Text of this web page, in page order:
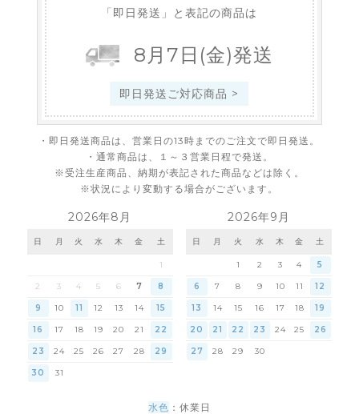
「即日発送」と表記の商品は
8 月 7 日 (金)発送
即日発送ご対応商品 >
・即日発送商品は、営業日の13時までのご注文で即日発送。
・通常商品は、１～３営業日程で発送。
※受注生産商品、納期が表記された商品などは除く。
※状況により変動する場合がございます。
2026年8月
日 月 火 水 木 金 土
1
2 3 4 5 6 7 8
9 10 11 12 13 14 15
16 17 18 19 20 21 22
23 24 25 26 27 28 29
30 31
2026年9月
日 月 火 水 木 金 土
1 2 3 4 5
6 7 8 9 10 11 12
13 14 15 16 17 18 19
20 21 22 23 24 25 26
27 28 29 30
水色 ：休業日